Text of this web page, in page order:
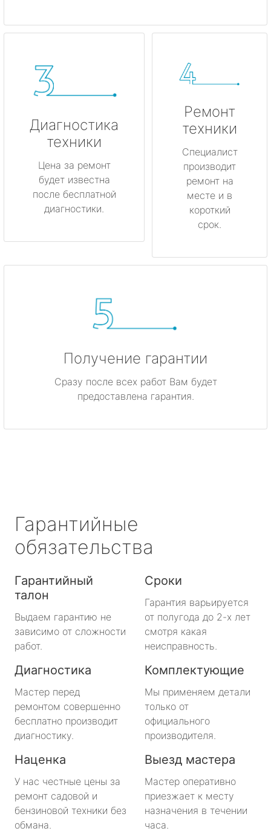
Диагностика
техники
Цена за ремонт
будет известна
после бесплатной
диагностики.
Ремонт
техники
Специалист
производит
ремонт на
месте и в
короткий
срок.
Получение гарантии
Сразу после всех работ Вам будет
предоставлена гарантия.
Гарантийные
обязательства
Гарантийный
талон
Выдаем гарантию не
зависимо от сложности
работ.
Сроки
Гарантия варьируется
от полугода до 2-х лет
смотря какая
неисправность.
Диагностика
Мастер перед
ремонтом совершенно
бесплатно производит
диагностику.
Комплектующие
Мы применяем детали
только от
официального
производителя.
Наценка
У нас честные цены за
ремонт садовой и
бензиновой техники без
обмана.
Выезд мастера
Мастер оперативно
приезжает к месту
назначения в течении
часа.